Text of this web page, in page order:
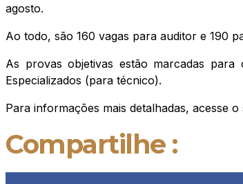
agosto.
Ao todo, são 160 vagas para auditor e 190
As provas objetivas estão marcadas para
Especializados (para técnico).
Para informações mais detalhadas, acesse
Compartilhe :